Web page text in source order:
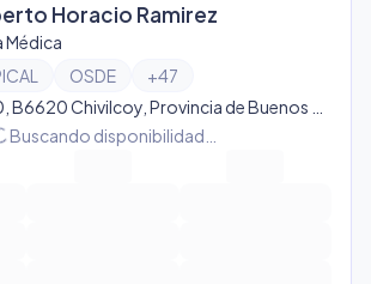
Horacio Ramirez
Médica
OSDE +47
Buscando disponibilidad…